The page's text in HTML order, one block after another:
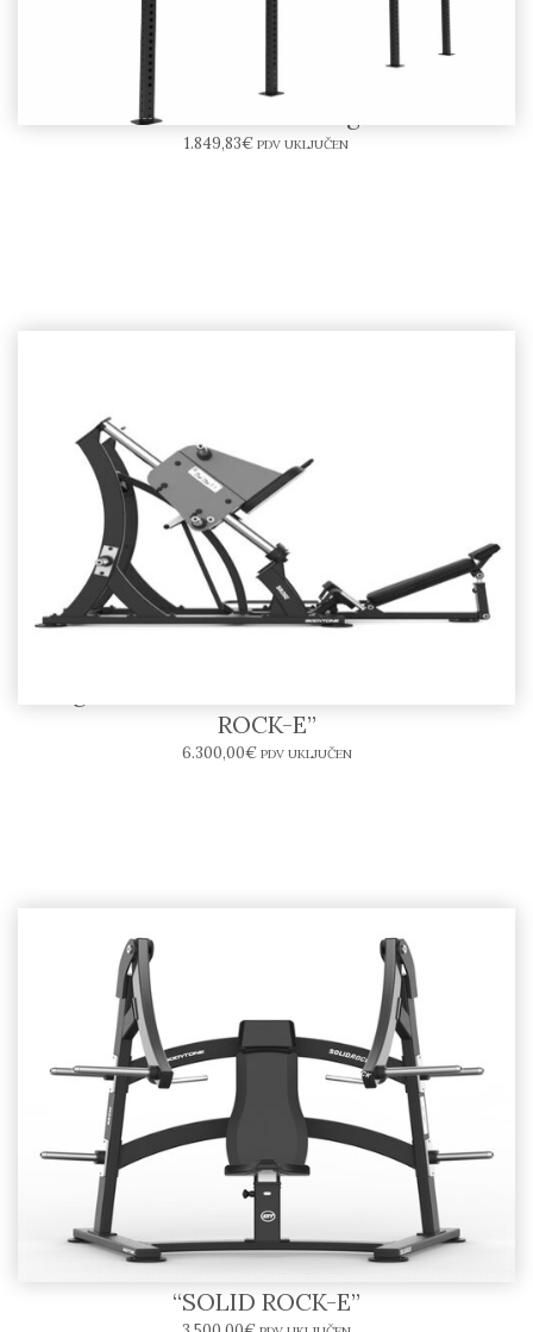
LIFEMAXX – Crossmaxx® Rig – zidni kavez
1.849,83€ PDV UKLJUČEN
ROCK-E”
6.300,00€ PDV UKLJUČEN
Inclined Chest Press SR04-E – BODYTONE
“SOLID ROCK-E”